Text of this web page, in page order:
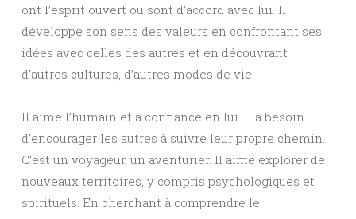
ont l’esprit ouvert ou sont d’accord avec lui. Il
développe son sens des valeurs en confrontant ses
idées avec celles des autres et en découvrant
d’autres cultures, d’autres modes de vie.
Il aime l’humain et a confiance en lui. Il a besoin
d’encourager les autres à suivre leur propre chemin.
C’est un voyageur, un aventurier. Il aime explorer de
nouveaux territoires, y compris psychologiques et
spirituels. En cherchant à comprendre le